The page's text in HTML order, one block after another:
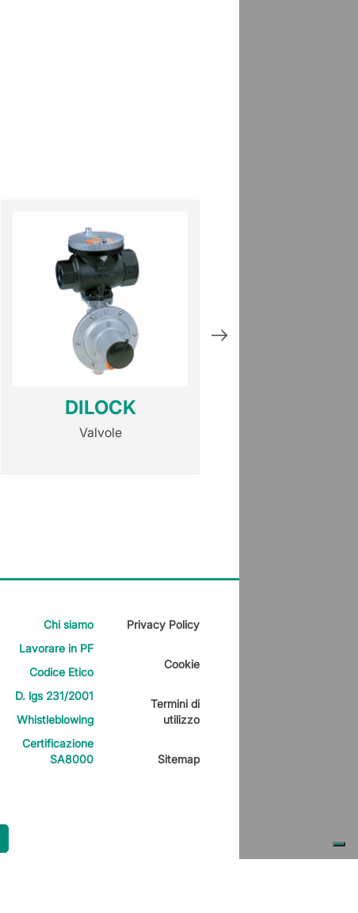
DILOCK
Valvole
Chi siamo
Lavorare in PF
Codice Etico
D. lgs 231/2001
Whistleblowing
Certificazione
SA8000
Privacy Policy
Cookie
Termini di
utilizzo
Sitemap